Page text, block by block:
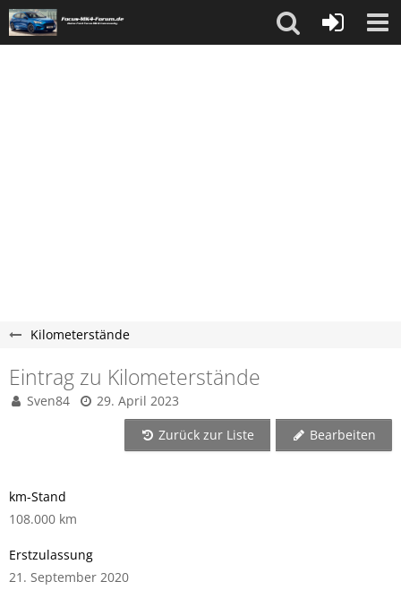
Kilometerstände
Eintrag zu Kilometerstände
Sven84
29. April 2023
Zurück zur Liste
Bearbeiten
km-Stand
108.000 km
Erstzulassung
21. September 2020